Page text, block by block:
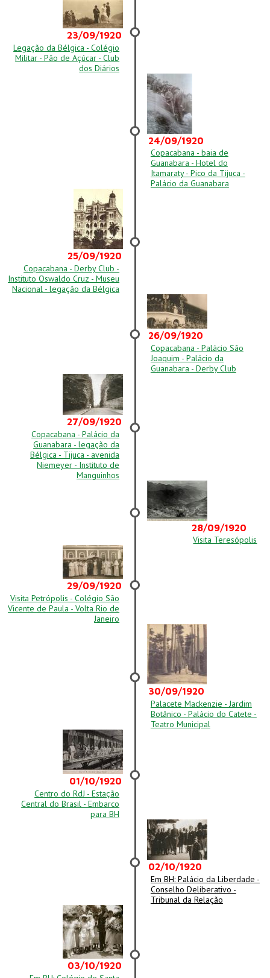
23/09/1920
Legação da Bélgica - Colégio
Militar - Pão de Açúcar - Club
dos Diários
24/09/1920
Copacabana - baia de
Guanabara - Hotel do
Itamaraty - Pico da Tijuca -
Palácio da Guanabara
25/09/1920
Copacabana - Derby Club -
Instituto Oswaldo Cruz - Museu
Nacional - legação da Bélgica
26/09/1920
Copacabana - Palácio São
Joaquim - Palácio da
Guanabara - Derby Club
27/09/1920
Copacabana - Palácio da
Guanabara - legação da
Bélgica - Tijuca - avenida
Niemeyer - Instituto de
Manguinhos
28/09/1920
Visita Teresópolis
29/09/1920
Visita Petrópolis - Colégio São
Vicente de Paula - Volta Rio de
Janeiro
30/09/1920
Palacete Mackenzie - Jardim
Botânico - Palácio do Catete -
Teatro Municipal
01/10/1920
Centro do RdJ - Estação
Central do Brasil - Embarco
para BH
02/10/1920
Em BH: Palácio da Liberdade -
Conselho Deliberativo -
Tribunal da Relação
03/10/1920